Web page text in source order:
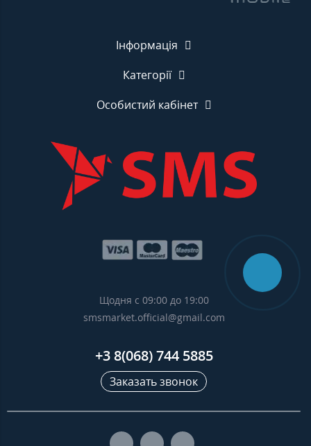
Інформація
Категорії
Особистий кабінет
Щодня с 09:00 до 19:00
smsmarket.official@gmail.com
+3 8(068) 744 5885
Заказать звонок